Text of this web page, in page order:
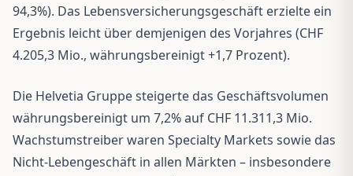
94,3%). Das Lebensversicherungsgeschäft erzielte ein
Ergebnis leicht über demjenigen des Vorjahres (CHF
4.205,3 Mio., währungsbereinigt +1,7 Prozent).
Die Helvetia Gruppe steigerte das Geschäftsvolumen
währungsbereinigt um 7,2% auf CHF 11.311,3 Mio.
Wachstumstreiber waren Specialty Markets sowie das
Nicht-Lebengeschäft in allen Märkten – insbesondere